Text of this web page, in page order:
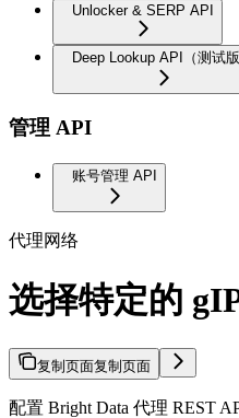
Unlocker & SERP API
Deep Lookup API（测试版
管理 API
账号管理 API
代理网络
选择特定的
复制页面复制页面
配置 Bright Data 代理 REST